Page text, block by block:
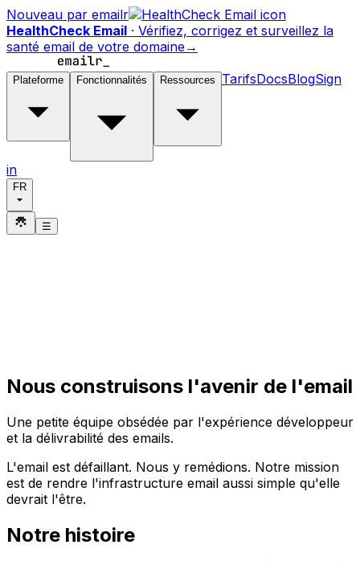
Nouveau par emailr
HealthCheck Email · Vérifiez, corrigez et surveillez la
santé email de votre domaine→
Plateforme Fonctionnalités Ressources TarifsDocsBlogSign
in
FR
☰
Nous construisons l'avenir de l'email
Une petite équipe obsédée par l'expérience développeur
et la délivrabilité des emails.
L'email est défaillant. Nous y remédions. Notre mission
est de rendre l'infrastructure email aussi simple qu'elle
devrait l'être.
Notre histoire